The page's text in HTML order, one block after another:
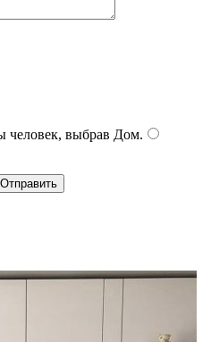
человек, выбрав Дом.